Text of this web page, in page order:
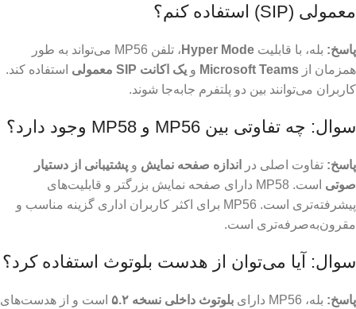
معمولی (SIP) استفاده کنم؟
پاسخ: بله، با قابلیت Hyper Mode
، تلفن MP56 می‌تواند به طور
همزمان از Microsoft Teams و یک اکانت SIP معمولی
استفاده کند.
کاربران می‌توانند بین دو پلتفرم جابه‌جا شوند.
سوال: چه تفاوتی بین MP56 و MP58 وجود دارد؟
پاسخ: تفاوت اصلی در اندازه صفحه نمایش و پشتیبانی از دستیار
صوتی
است. MP58 دارای صفحه نمایش بزرگتر و قابلیت‌های
پیشرفته‌تری است. MP56 برای اکثر کاربران اداری گزینه مناسب و
مقرون‌به‌صرفه‌تری است.
سوال: آیا می‌توان از هدست بلوتوث استفاده کرد؟
پاسخ: بله، MP56 دارای بلوتوث داخلی نسخه ۵.۲
است و از هدست‌های